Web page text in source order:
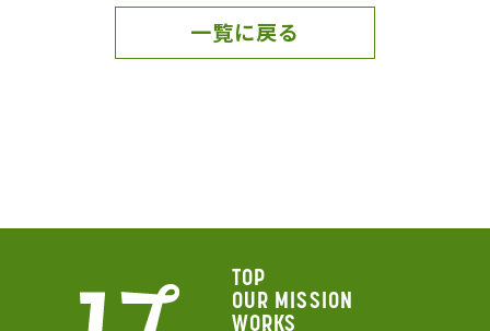
一覧に戻る
TOP
OUR MISSION
WORKS